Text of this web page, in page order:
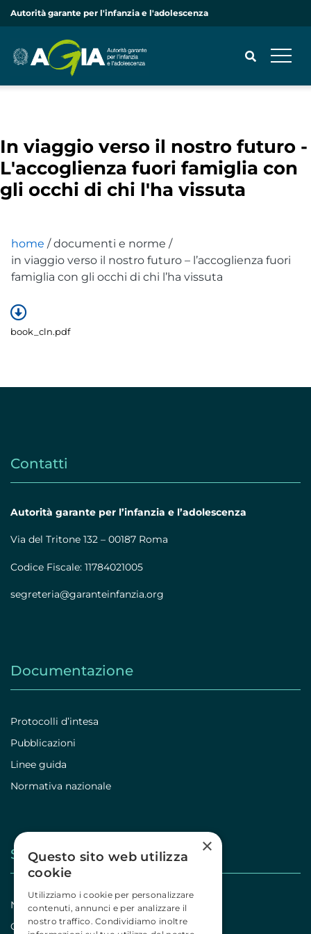
Autorità garante per l'infanzia e l'adolescenza
In viaggio verso il nostro futuro -
L'accoglienza fuori famiglia con
gli occhi di chi l'ha vissuta
home / documenti e norme /
in viaggio verso il nostro futuro – l’accoglienza fuori
famiglia con gli occhi di chi l’ha vissuta
book_cln.pdf
Contatti
Autorità garante per l’infanzia e l’adolescenza
Via del Tritone 132 – 00187 Roma
Codice Fiscale: 11784021005
segreteria@garanteinfanzia.org
Documentazione
Protocolli d’intesa
Pubblicazioni
Linee guida
Normativa nazionale
Stampa
Notizie
Comunicati
×
Questo sito web utilizza
cookie
Utilizziamo i cookie per personalizzare
contenuti, annunci e per analizzare il
nostro traffico. Condividiamo inoltre